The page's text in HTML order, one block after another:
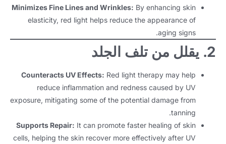
Minimizes Fine Lines and Wrinkles By enhancing skin
elasticity ,red light helps reduce the appearance of
aging signs
.
2. يقلل من تلف الجلد
Counteracts UV Effects Red light therapy may help
reduce inflammation and redness caused by UV
exposure ,mitigating some of the potential damage from
tanning
.
Supports Repair It can promote faster healing of skin
cells ,helping the skin recover more effectively after UV